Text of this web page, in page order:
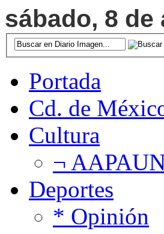
sábado, 8 de
Portada
Cd. de
Cultura
¬
Deportes
* Opinión